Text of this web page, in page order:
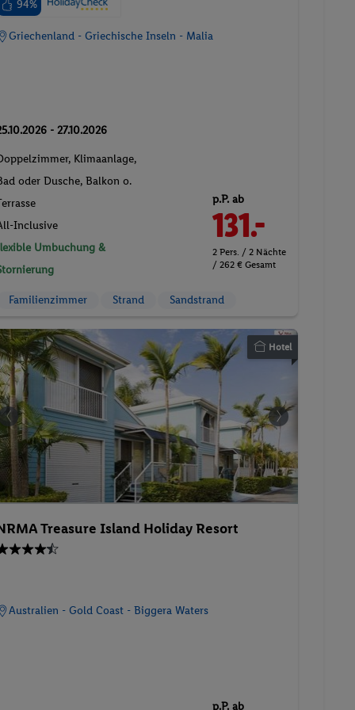
94%
Griechenland - Griechische Inseln - Malia
- 27.10.2026
Klimaanlage,
oder Dusche, Balkon o.
Inclusive
Umbuchung &
p.P. ab
131.-
2 Pers. / 2 Nächte
/ 262 € Gesamt
Familienzimmer Strand Sandstrand
Hotel
Treasure Island Holiday Resort
Australien - Gold Coast - Biggera Waters
p.P. ab